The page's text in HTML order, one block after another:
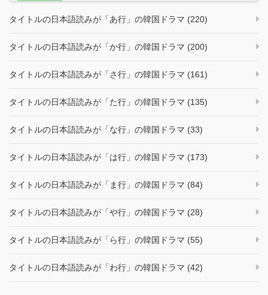
タイトルの日本語読みが「あ行」の韓国ドラマ (220)
タイトルの日本語読みが「か行」の韓国ドラマ (200)
タイトルの日本語読みが「さ行」の韓国ドラマ (161)
タイトルの日本語読みが「た行」の韓国ドラマ (135)
タイトルの日本語読みが「な行」の韓国ドラマ (33)
タイトルの日本語読みが「は行」の韓国ドラマ (173)
タイトルの日本語読みが「ま行」の韓国ドラマ (84)
タイトルの日本語読みが「や行」の韓国ドラマ (28)
タイトルの日本語読みが「ら行」の韓国ドラマ (55)
タイトルの日本語読みが「わ行」の韓国ドラマ (42)